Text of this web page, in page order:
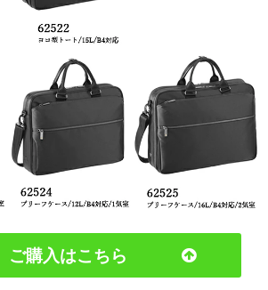
ご購入はこちら